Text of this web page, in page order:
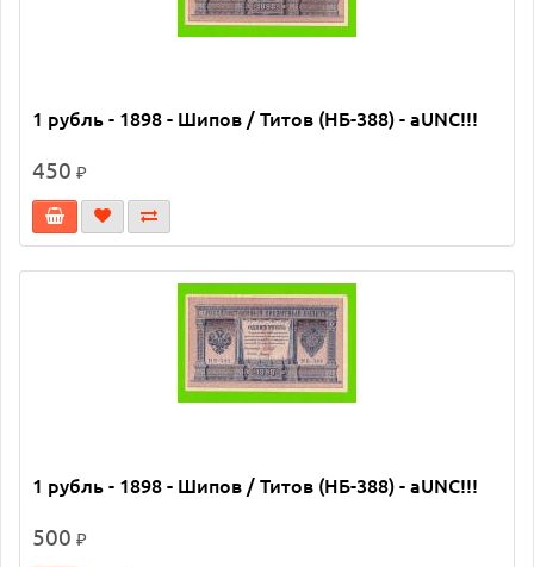
1 рубль - 1898 - Шипов / Титов (НБ-388) - aUNC!!!
450 ₽
1 рубль - 1898 - Шипов / Титов (НБ-388) - aUNC!!!
500 ₽